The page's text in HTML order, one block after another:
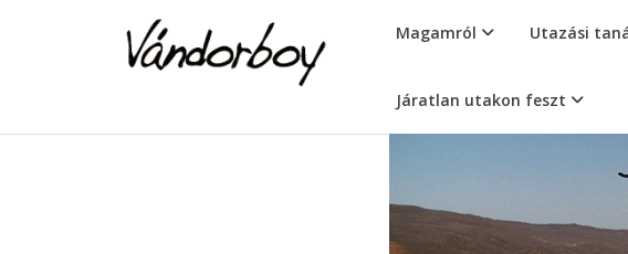
vandorboy
Magamról Utazási
Járatlan utakon feszt